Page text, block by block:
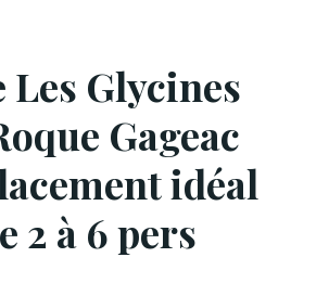
Les Glycines
Gageac
idéal
2 à 6 pers